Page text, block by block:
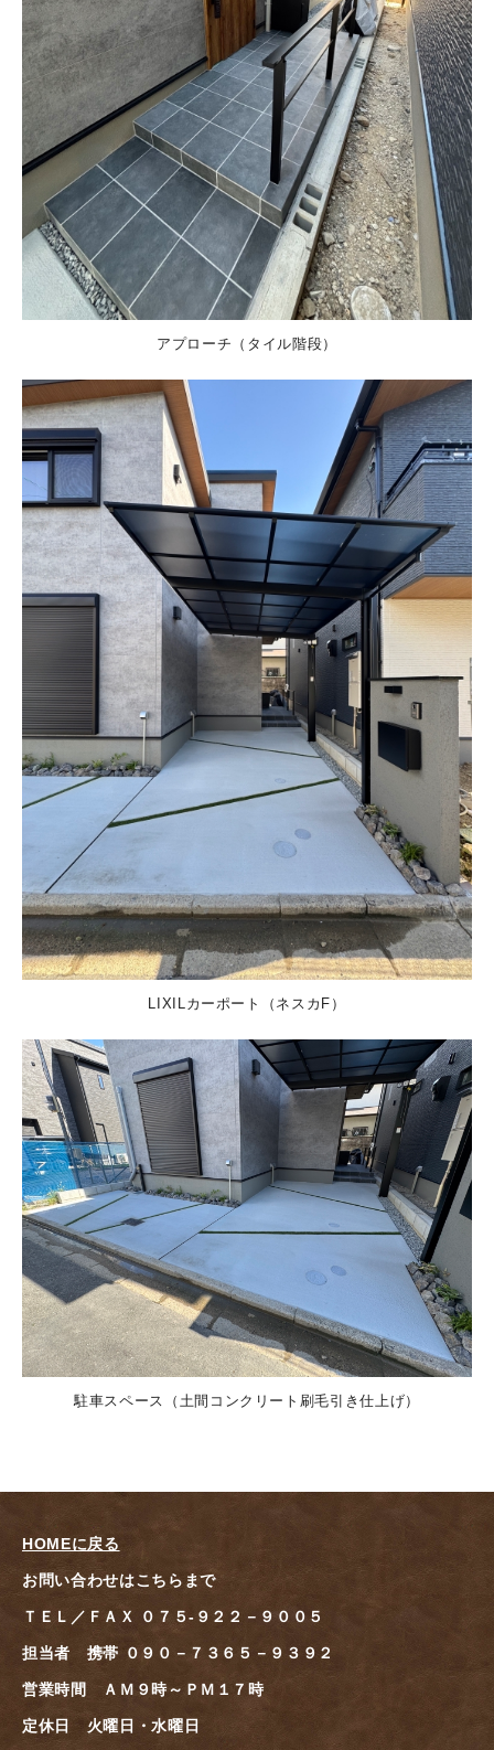
アプローチ（タイル階段）
LIXILカーポート（ネスカF）
駐車スペース（土間コンクリート刷毛引き仕上げ）
HOMEに戻る
お問い合わせはこちらまで
ＴＥＬ／ＦＡＸ ０７５-９２２－９００５
担当者 携帯 ０９０－７３６５－９３９２
営業時間 ＡＭ９時～ＰＭ１７時
定休日 火曜日・水曜日